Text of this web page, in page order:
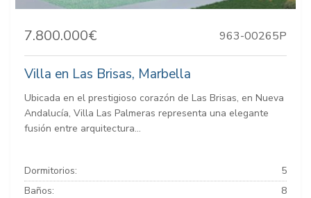
7.800.000€ 963-00265P
Villa en Las Brisas, Marbella
Ubicada en el prestigioso corazón de Las Brisas, en Nueva
Andalucía, Villa Las Palmeras representa una elegante
fusión entre arquitectura...
Dormitorios:
5
Baños:
8